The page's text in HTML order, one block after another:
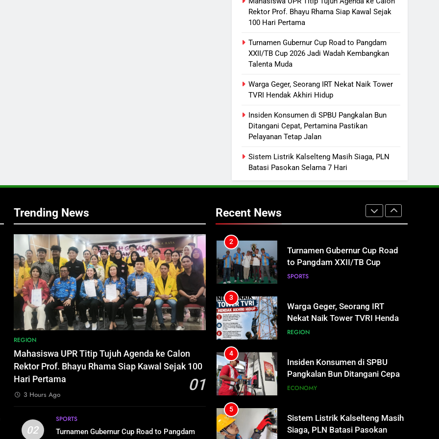
Rektor Prof. Bhayu Rhama Siap Kawal Sejak
100 Hari Pertama
Turnamen Gubernur Cup Road to Pangdam
XXII/TB Cup 2026 Jadi Wadah Kembangkan
Talenta Muda
Warga Geger, Seorang IRT Nekat Naik Tower
TVRI Hendak Akhiri Hidup
Insiden Konsumen di SPBU Pangkalan Bun
Ditangani Cepat, Pertamina Pastikan
Pelayanan Tetap Jalan
Sistem Listrik Kalselteng Masih Siaga, PLN
Batasi Pasokan Selama 7 Hari
Trending News
REGION
Mahasiswa UPR Titip Tujuh Agenda ke Calon
Rektor Prof. Bhayu Rhama Siap Kawal Sejak 100
Hari Pertama
01
3 Hours Ago
02
SPORTS
Turnamen Gubernur Cup Road to Pangdam
Recent News
KPU Kotim Resmi Jadi
Tersangka Dugaan Korupsi
Dana Hibah Pilkada Rp40 Miliar
HUKUM DAN KRIMINAL
Presiden Prabowo Minta Bahlil
Segera Tuntaskan Pemadaman
Listrik di Kalsel-Teng
NUSANTARA
Mahasiswa UPR Titip Tujuh
Agenda ke Calon Rektor Prof.
Bhayu Rhama Siap Kawal Sejak
REGION
2
to Pangdam XXII/TB Cup
2026 Jadi Wadah Kembangkan
SPORTS
3
Warga Geger, Seorang IRT
Nekat Naik Tower TVRI Hendak
Akhiri Hidup
REGION
4
Insiden Konsumen di SPBU
Pangkalan Bun Ditangani Cepat,
Pertamina Pastikan Pelayanan
ECONOMY
5
Sistem Listrik Kalselteng Masih
Siaga, PLN Batasi Pasokan
Selama 7 Hari
ECONOMY
6
Distribusi BBM Diperkuat,
Pertamina Targetkan Antrean di